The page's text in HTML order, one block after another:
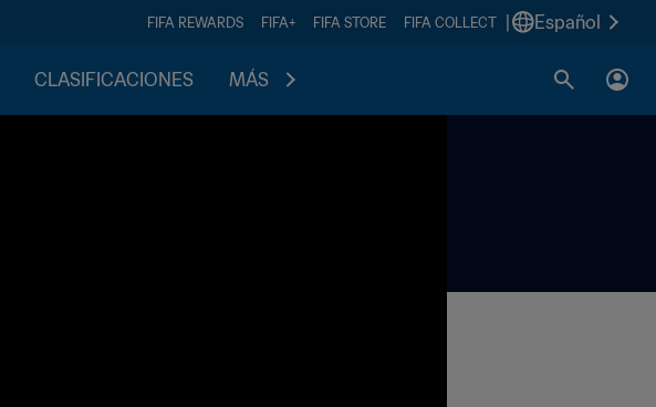
FIFA REWARDS FIFA+ FIFA STORE FIFA COLLECT Español
CLASIFICACIONES MÁS